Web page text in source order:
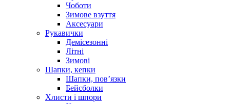
Чоботи
Зимове взуття
Аксесуари
Рукавички
Демісезонні
Літні
Зимові
Шапки, кепки
Шапки, пов’язки
Бейсболки
Хлисти і шпори